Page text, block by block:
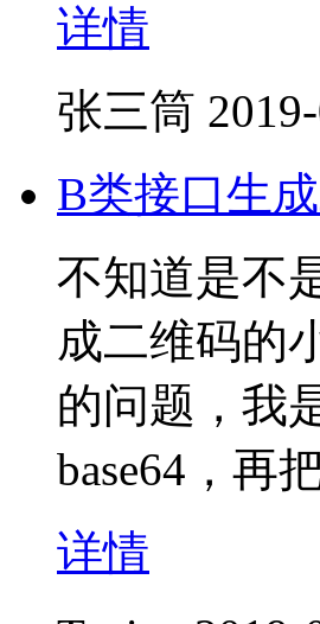
详情
张三筒
B类接口生
不知道是不
成二维码的
的问题，我
base64，再
详情